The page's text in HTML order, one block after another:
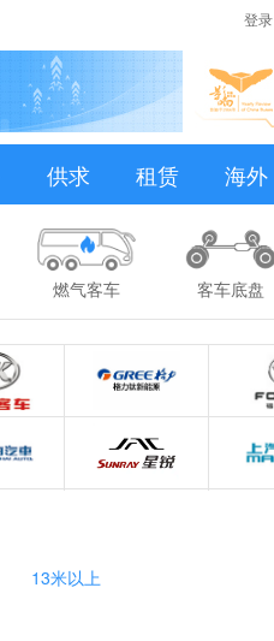
登录
供求 租赁 海外
燃气客车 客车底盘
13米以上